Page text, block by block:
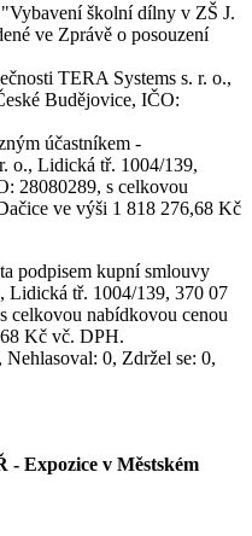
školní dílny v ZŠ J.
ve Zprávě o posouzení
TERA Systems s. r. o.,
Budějovice, IČO:
účastníkem -
o., Lidická tř. 1004/139,
28080289, s celkovou
ve výši 1 818 276,68 Kč
podpisem kupní smlouvy
Lidická tř. 1004/139, 370 07
celkovou nabídkovou cenou
Kč vč. DPH.
0, Zdržel se: 0,
- Expozice v Městském